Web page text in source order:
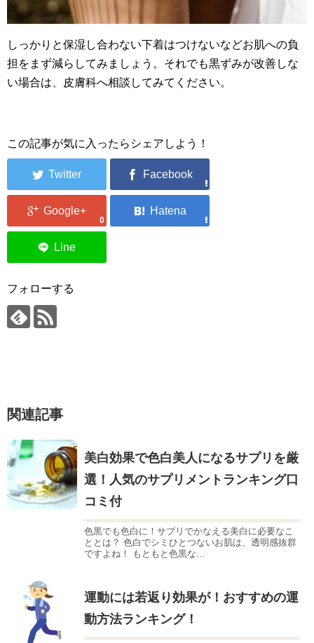
しっかりと保湿し合わない下着はつけないなどお肌への負
担をまず減らしてみましょう。それでも黒ずみが改善しな
い場合は、皮膚科へ相談してみてください。
この記事が気に入ったらシェアしよう！
0
フォローする
関連記事
美白効果で色白美人になるサプリを厳
選！人気のサプリメントランキング口
コミ付
色黒でも色白に！サプリでかなえる美白に必要なこ
ととは？ 色白でシミひとつないお肌は、透明感抜群
ですよね！ もともと色黒な...
運動には若返り効果が！おすすめの運
動方法ランキング！